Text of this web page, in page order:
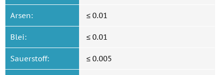
Arsen: ≤ 0.01
Blei: ≤ 0.01
Sauerstoff: ≤ 0.005